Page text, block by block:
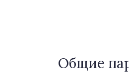
Общие